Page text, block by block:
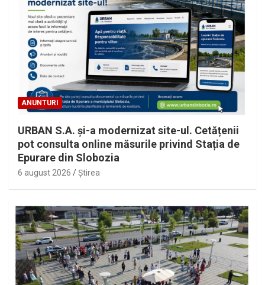
ANUNTURI
URBAN S.A. și-a modernizat site-ul. Cetățenii
pot consulta online măsurile privind Stația de
Epurare din Slobozia
6 august 2026 Ştirea